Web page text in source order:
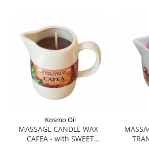
Kosmo Oil
MASSAGE CANDLE WAX -
CAFEA - with SWEET